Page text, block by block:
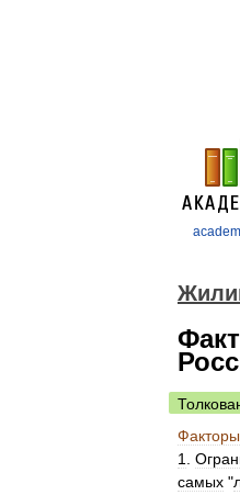
Факторы
1
самых "